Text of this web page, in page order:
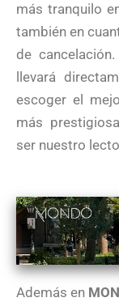
más tranquilo
también en
de
llevará
escoger el
más
ser nuestro
Además en